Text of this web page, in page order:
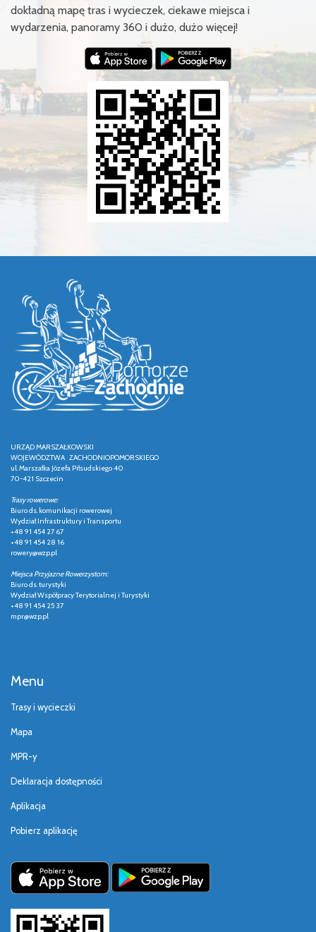
dokładną mapę tras i wycieczek, ciekawe miejsca i
wydarzenia, panoramy 360 i dużo, dużo więcej!
URZĄD MARSZAŁKOWSKI
WOJEWÓDZTWA ZACHODNIOPOMORSKIEGO
ul. Marszałka Józefa Piłsudskiego 40
70-421 Szczecin
Trasy rowerowe:
Biuro ds. komunikacji rowerowej
Wydział Infrastruktury i Transportu
+48 91 454 27 67
+48 91 454 28 16
rowery@wzp.pl
Miejsca Przyjazne Rowerzystom:
Biuro ds. turystyki
Wydział Współpracy Terytorialnej i Turystyki
+48 91 454 25 37
mpr@wzp.pl
Menu
Trasy i wycieczki
Mapa
MPR-y
Deklaracja dostępności
Aplikacja
Pobierz aplikację